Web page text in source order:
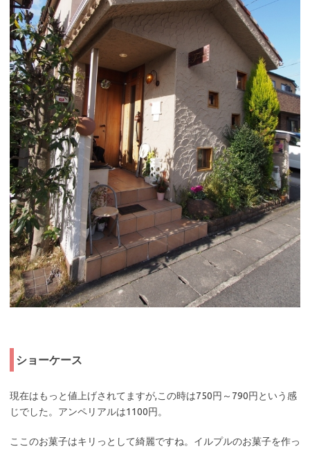
ショーケース
現在はもっと値上げされてますが,この時は750円～790円という感
じでした。アンペリアルは1100円。
ここのお菓子はキリっとして綺麗ですね。イルプルのお菓子を作っ